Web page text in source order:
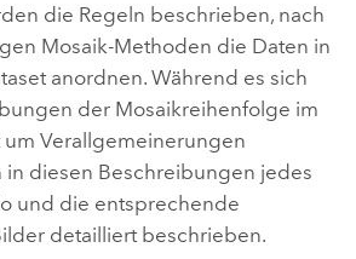
die Regeln beschrieben, nach
Mosaik-Methoden die Daten in
anordnen. Während es sich
der Mosaikreihenfolge im
Verallgemeinerungen
in diesen Beschreibungen jedes
und die entsprechende
detailliert beschrieben.